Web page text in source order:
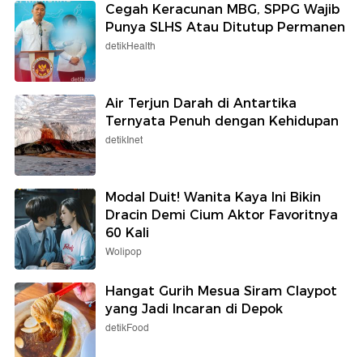
Cegah Keracunan MBG, SPPG Wajib
Punya SLHS Atau Ditutup Permanen
detikHealth
Air Terjun Darah di Antartika
Ternyata Penuh dengan Kehidupan
detikInet
Modal Duit! Wanita Kaya Ini Bikin
Dracin Demi Cium Aktor Favoritnya
60 Kali
Wolipop
Hangat Gurih Mesua Siram Claypot
yang Jadi Incaran di Depok
detikFood